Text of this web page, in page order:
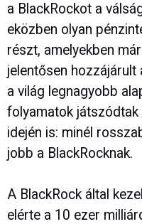
a BlackRockot a
eközben olyan
részt, amelyekben
jelentősen hozzájárult
a világ legnagyobb
folyamatok
idején is: minél
jobb a BlackRocknak.
A BlackRock által
elérte a 10 ezer